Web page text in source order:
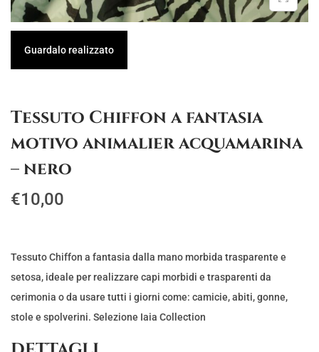
g
n
e
u
Guardalo realizzato
Tessuto Chiffon a fantasia
motivo animalier acquamarina
– nero
€10,00
Tessuto Chiffon a fantasia dalla mano morbida trasparente e
setosa, ideale per realizzare capi morbidi e trasparenti da
cerimonia o da usare tutti i giorni come: camicie, abiti, gonne,
stole e spolverini. Selezione Iaia Collection